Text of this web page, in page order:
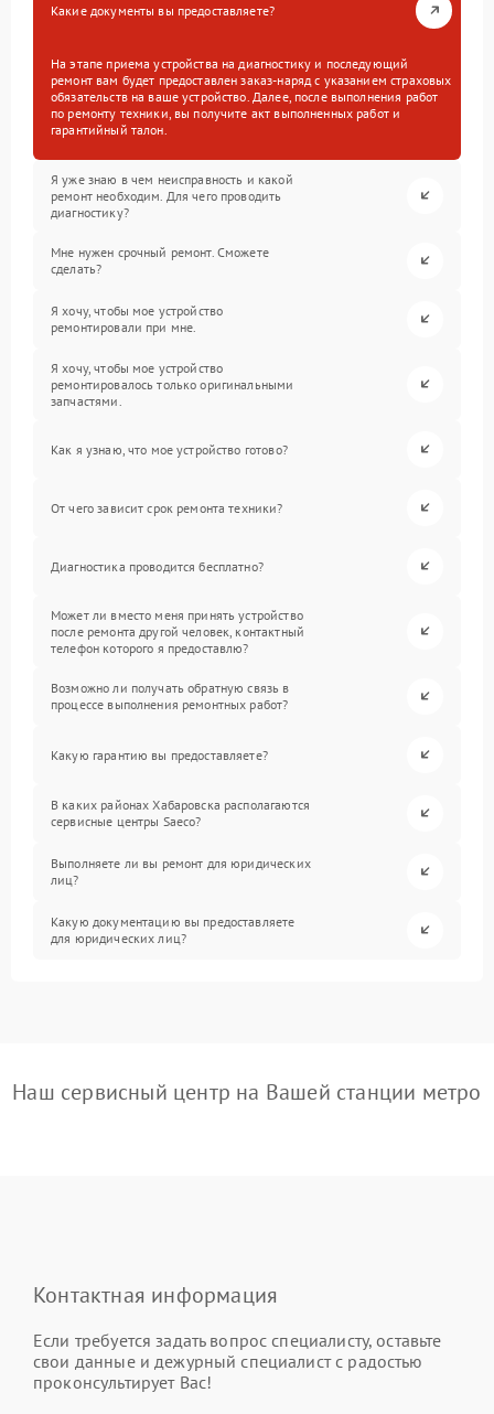
Какие документы вы предоставляете?
На этапе приема устройства на диагностику и последующий
ремонт вам будет предоставлен заказ-наряд с указанием страховых
обязательств на ваше устройство. Далее, после выполнения работ
по ремонту техники, вы получите акт выполненных работ и
гарантийный талон.
Я уже знаю в чем неисправность и какой
ремонт необходим. Для чего проводить
диагностику?
Мне нужен срочный ремонт. Сможете
сделать?
Я хочу, чтобы мое устройство
ремонтировали при мне.
Я хочу, чтобы мое устройство
ремонтировалось только оригинальными
запчастями.
Как я узнаю, что мое устройство готово?
От чего зависит срок ремонта техники?
Диагностика проводится бесплатно?
Может ли вместо меня принять устройство
после ремонта другой человек, контактный
телефон которого я предоставлю?
Возможно ли получать обратную связь в
процессе выполнения ремонтных работ?
Какую гарантию вы предоставляете?
В каких районах Хабаровска располагаются
сервисные центры Saeco?
Выполняете ли вы ремонт для юридических
лиц?
Какую документацию вы предоставляете
для юридических лиц?
Наш сервисный центр на Вашей станции метро
Контактная информация
Если требуется задать вопрос специалисту, оставьте
свои данные и дежурный специалист с радостью
проконсультирует Вас!